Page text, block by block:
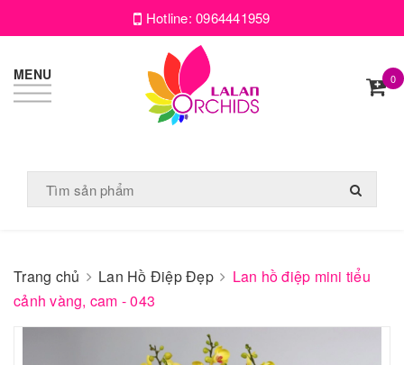
Hotline:0964441959
MENU 0
Trang chủ Lan Hồ Điệp Đẹp
Lan hồ điệp mini tiểu
cảnh vàng, cam - 043